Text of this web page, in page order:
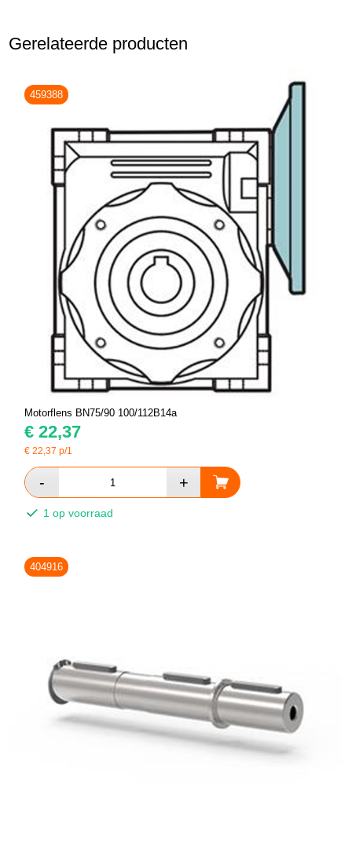
Gerelateerde producten
459388
Motorflens BN75/90 100/112B14a
€ 22,37
€22,37 p/1
1 op voorraad
404916